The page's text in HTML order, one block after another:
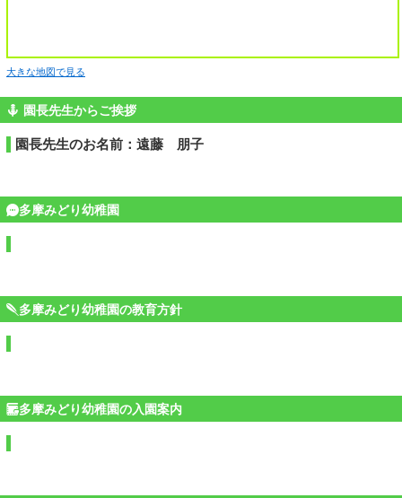
大きな地図で見る
園長先生からご挨拶
園長先生のお名前：遠藤 朋子
多摩みどり幼稚園
多摩みどり幼稚園の教育方針
多摩みどり幼稚園の入園案内